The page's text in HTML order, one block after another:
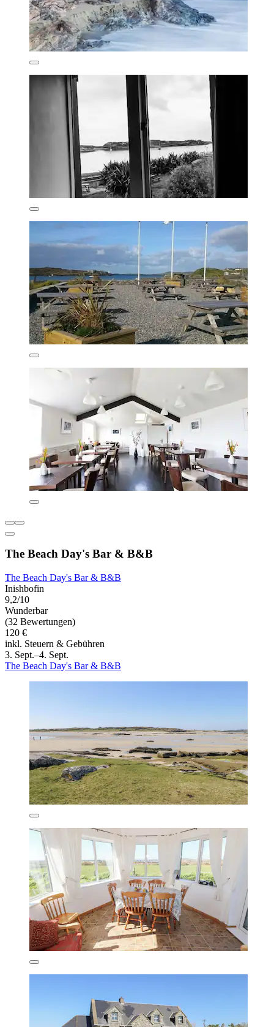
The Beach Day's Bar & B&B
The Beach Day's Bar & B&B
Inishbofin
9,2/10
Wunderbar
(32 Bewertungen)
120 €
inkl. Steuern & Gebühren
3. Sept.–4. Sept.
The Beach Day's Bar & B&B